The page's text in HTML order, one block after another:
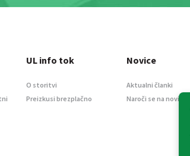
UL info tok
O storitvi
Preizkusi brezplačno
Novice
Aktualni članki
Naroči se na novice